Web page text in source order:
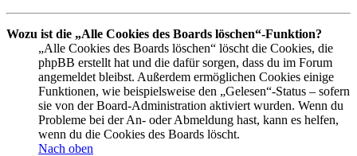
Wozu ist die „Alle Cookies des Boards löschen“-Funktion?
„Alle Cookies des Boards löschen“ löscht die Cookies, die
phpBB erstellt hat und die dafür sorgen, dass du im Forum
angemeldet bleibst. Außerdem ermöglichen Cookies einige
Funktionen, wie beispielsweise den „Gelesen“-Status – sofern
sie von der Board-Administration aktiviert wurden. Wenn du
Probleme bei der An- oder Abmeldung hast, kann es helfen,
wenn du die Cookies des Boards löscht.
Nach oben